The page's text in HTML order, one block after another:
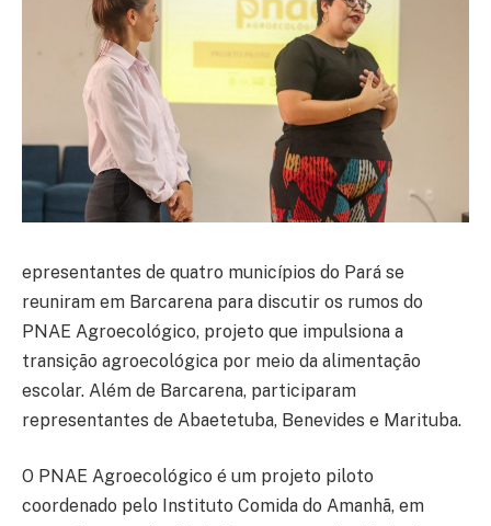
epresentantes de quatro municípios do Pará se
reuniram em Barcarena para discutir os rumos do
PNAE Agroecológico, projeto que impulsiona a
transição agroecológica por meio da alimentação
escolar. Além de Barcarena, participaram
representantes de Abaetetuba, Benevides e Marituba.
O PNAE Agroecológico é um projeto piloto
coordenado pelo Instituto Comida do Amanhã, em